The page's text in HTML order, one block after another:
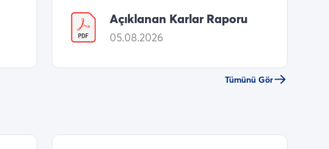
Açıklanan Karlar Raporu
05.08.2026
Tümünü Gör